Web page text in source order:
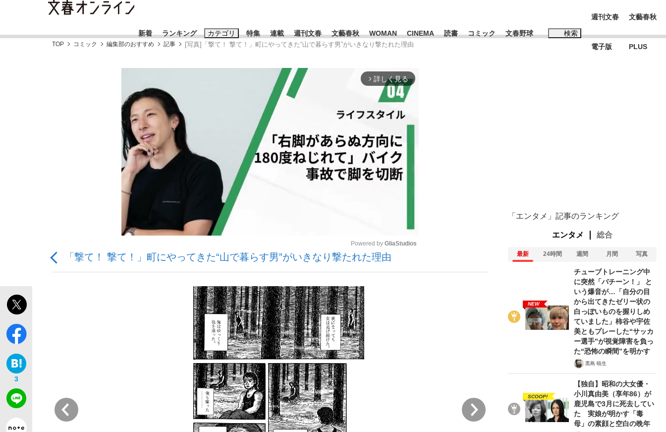
新着 ランキング カテゴリ
大阪税関が見つけた中国向け「ニセiPhone」は消費税不正還付の道...
「善か悪かはどちらでもいい」リアル『九条の大罪』弁護士が明かすトク... 「キオクシアの投資の桁は一つ多くてもいい」時価総額が一時トヨタ超え...
特集
終戦から81年
連載 週刊文春 文藝春秋 WOMAN CINEMA 読書 コミック 文春野球 検索
おすすめのキーワードタグ一覧
#高市早苗 #三山凌輝 #森岡毅 #城彰二
#玉木雄一郎
#亀和田武
週刊文春
電子版
文藝春秋
PLUS
TOP コミック 編集部のおすすめ 記事 [写真]「撃て！ 撃て！」町にやってきた“山で暮らす男”がいきなり撃たれた理由
arrow_forward_ios 詳しく見る
Mute
Powered by GliaStudios
「撃て！ 撃て！」町にやってきた“山で暮らす男”がいきなり撃たれた理由
3
「エンタメ」記事のランキング
エンタメ 総合
最新 24時間 週間 月間 写真
NEW
チューブトレーニング中
に突然「バチーン！」 と
いう爆音が…「自分の目
から出てきたゼリー状の
白っぽいものを握りしめ
ていました」柿谷や宇佐
美ともプレーした“サッカ
ー選手”が視覚障害を負っ
た“恐怖の瞬間”を明かす
黒島 暁生
SCOOP!
【独自】昭和の大女優・
小川真由美（享年86）が
鹿児島で3月に死去してい
た 実娘が明かす「毒
母」の素顔と空白の晩年